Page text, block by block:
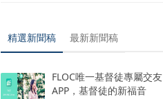
精選新聞稿 最新新聞稿
FLOC唯一基督徒專屬交友
APP，基督徒的新福音